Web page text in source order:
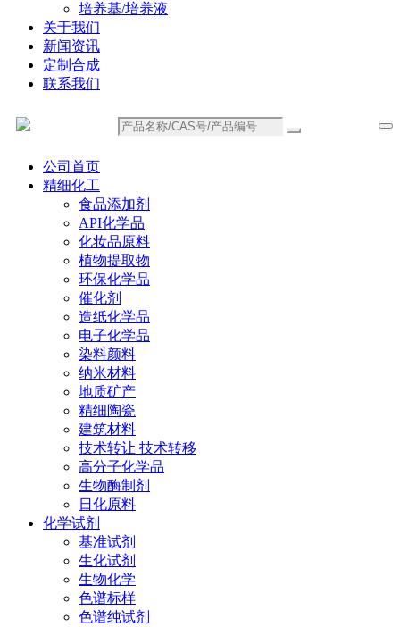
培养基/培养液
关于我们
新闻资讯
定制合成
联系我们
公司首页
精细化工
食品添加剂
API化学品
化妆品原料
植物提取物
环保化学品
催化剂
造纸化学品
电子化学品
染料颜料
纳米材料
地质矿产
精细陶瓷
建筑材料
技术转让 技术转移
高分子化学品
生物酶制剂
日化原料
化学试剂
基准试剂
生化试剂
生物化学
色谱标样
色谱纯试剂